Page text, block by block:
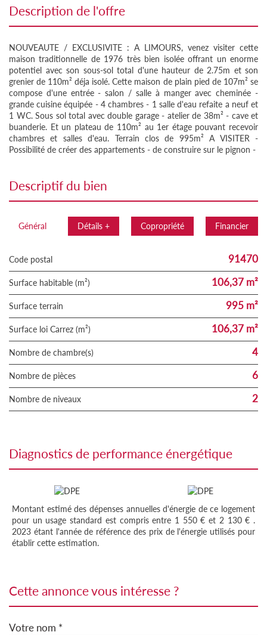
description de l'offre
NOUVEAUTE / EXCLUSIVITE : A LIMOURS, venez visiter cette
maison traditionnelle de 1976 très bien isolée offrant un enorme
potentiel avec son sous-sol total d'une hauteur de 2.75m et son
grenier de 110m² déja isolé. Cette maison de plain pied de 107m² se
compose d'une entrée - salon / salle à manger avec cheminée -
grande cuisine équipée - 4 chambres - 1 salle d'eau refaite a neuf et
1 WC. Sous sol total avec double garage - atelier de 38m² - cave et
buanderie. Et un plateau de 110m² au 1er étage pouvant recevoir
chambres et salles d'eau. Terrain clos de 995m² A VISITER -
Possibilité de créer des appartements - de construire sur le pignon -
descriptif du bien
Général Détails + Copropriété Financier
Code postal 91470
Surface habitable (m²) 106,37 m²
surface terrain 995 m²
Surface loi Carrez (m²) 106,37 m²
Nombre de chambre(s) 4
Nombre de pièces 6
Nombre de niveaux 2
diagnostics de performance énergétique
Montant estimé des dépenses annuelles d'énergie de ce logement
pour un usage standard est compris entre 1 550 € et 2 130 € .
2023 étant l'année de référence des prix de l'énergie utilisés pour
établir cette estimation.
cette annonce vous intéresse ?
Votre nom *